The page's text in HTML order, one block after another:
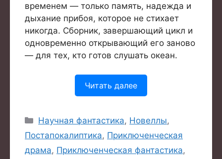
временем — только память, надежда и
дыхание прибоя, которое не стихает
никогда. Сборник, завершающий цикл и
одновременно открывающий его заново
— для тех, кто готов слушать океан.
Читать далее
Рубрики
Научная фантастика, Новеллы,
Постапокалиптика, Приключенческая
драма, Приключенческая фантастика,